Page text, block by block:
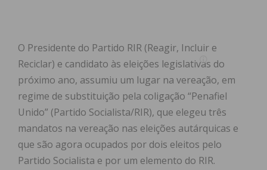
O Presidente do Partido RIR (Reagir, Incluir e
Reciclar) e candidato às eleições legislativas do
próximo ano, assumiu um lugar na vereação, em
regime de substituição pela coligação “Penafiel
Unido” (Partido Socialista/RIR), que elegeu três
mandatos na vereação nas eleições autárquicas e
que são agora ocupados por dois eleitos pelo
Partido Socialista e por um elemento do RIR.